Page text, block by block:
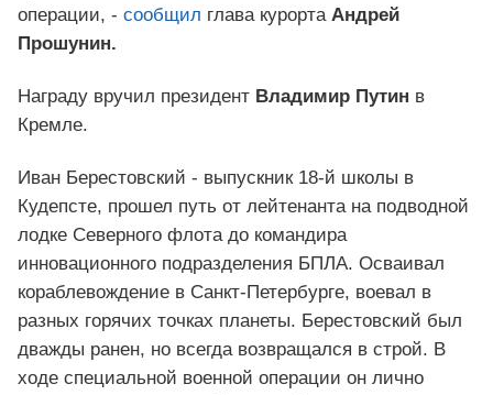
операции, - сообщил глава курорта Андрей
Прошунин.
Награду вручил президент Владимир Путин в
Кремле.
Иван Берестовский - выпускник 18-й школы в
Кудепсте, прошел путь от лейтенанта на подводной
лодке Северного флота до командира
инновационного подразделения БПЛА. Осваивал
кораблевождение в Санкт-Петербурге, воевал в
разных горячих точках планеты. Берестовский был
дважды ранен, но всегда возвращался в строй. В
ходе специальной военной операции он лично